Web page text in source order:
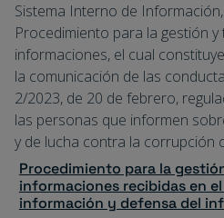
Sistema Interno de
Procedimiento para la gestión
informaciones, el cual
la comunicación de las
2/2023, de 20 de febrero,
las personas que informen
y de lucha contra la corrupción
Procedimiento para la
informaciones recibidas en
información y defensa del